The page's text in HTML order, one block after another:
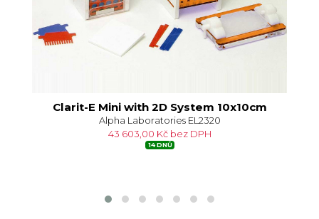
Clarit-E Mini with 2D System 10x10cm
Alpha Laboratories EL2320
43 603,00 Kč bez DPH
14 DNŮ